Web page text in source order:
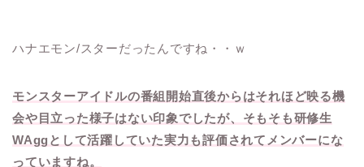
ハナエモン/スターだったんですね・・ｗ
モンスターアイドルの番組開始直後からはそれほど映る機
会や目立った様子はない印象でしたが、そもそも研修生
WAggとして活躍していた実力も評価されてメンバーにな
っていますね。